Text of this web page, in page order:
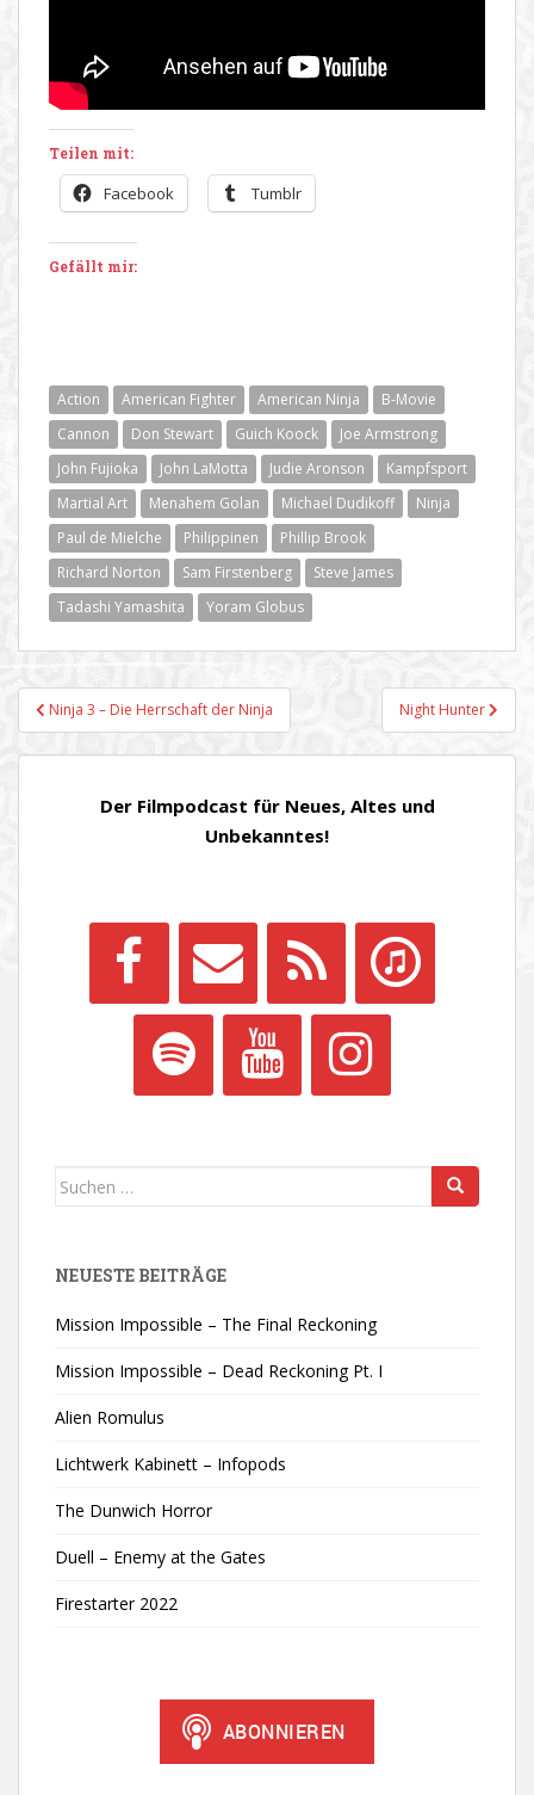
Teilen mit:
Facebook Tumblr
Gefällt mir:
Action American Fighter American Ninja
B-Movie
Cannon
Don Stewart Guich Koock
Joe Armstrong
John Fujioka
John LaMotta Judie Aronson
Kampfsport
Martial Art
Menahem Golan Michael Dudikoff
Ninja
Paul de Mielche
Philippinen
Phillip Brook
Richard Norton
Sam Firstenberg
Steve James
Tadashi Yamashita
Yoram Globus
Beitragsnavigation
Ninja 3 – Die Herrschaft der Ninja Night Hunter
Der Filmpodcast für Neues, Altes und
Unbekanntes!
Suchen
NEUESTE BEITRÄGE
Mission Impossible – The Final Reckoning
Mission Impossible – Dead Reckoning Pt. I
Alien Romulus
Lichtwerk Kabinett – Infopods
The Dunwich Horror
Duell – Enemy at the Gates
Firestarter 2022